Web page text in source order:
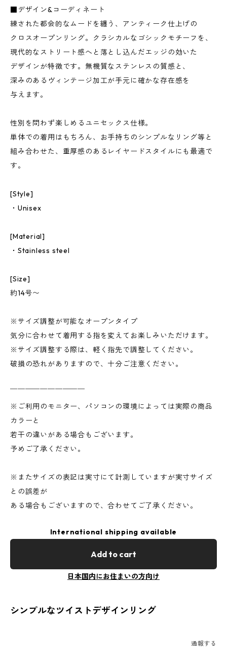
■デザイン&コーディネート
練された都会的なムードを纏う、アンティーク仕上げの
クロスオープンリング。クラシカルなゴシックモチーフを、
現代的なストリート感へと落とし込んだエッジの効いた
デザインが特徴です。無機質なステンレスの質感と、
深みのあるヴィンテージ加工が手元に確かな存在感を
与えます。
性別を問わず楽しめるユニセックス仕様。
単体での着用はもちろん、お手持ちのシンプルなリング等と
組み合わせた、重厚感のあるレイヤードスタイルにも最適で
す。
[Style]
・Unisex
[Material]
・Stainless steel
[Size]
約14号〜
※サイズ調整が可能なオープンタイプ
気分に合わせて着用する指を変えてお楽しみいただけます。
※サイズ調整する際は、軽く指先で調整してください。
破損の恐れがありますので、十分ご注意ください。
￣￣￣￣￣￣￣￣￣￣
※ご利用のモニター、パソコンの環境によっては実際の商品
カラーと
若干の違いがある場合もございます。
予めご了承ください。
※またサイズの表記は実寸にて計測していますが実寸サイズ
との誤差が
ある場合もございますので、合わせてご了承ください。
International shipping available
Add to cart
日本国内にお住まいの方向け
シンプルなツイストデザインリング
通報する